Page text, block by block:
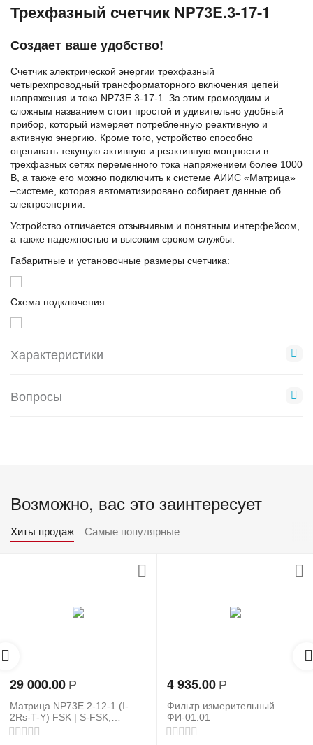
Трехфазный счетчик NP73E.3-17-1
Создает ваше удобство!
Счетчик электрической энергии трехфазный
четырехпроводный трансформаторного включения цепей
напряжения и тока NP73E.3-17-1. За этим громоздким и
сложным названием стоит простой и удивительно удобный
прибор, который измеряет потребленную реактивную и
активную энергию. Кроме того, устройство способно
оценивать текущую активную и реактивную мощности в
трехфазных сетях переменного тока напряжением более 1000
В, а также его можно подключить к системе АИИС «Матрица»
–системе, которая автоматизировано собирает данные об
электроэнергии.
Устройство отличается отзывчивым и понятным интерфейсом,
а также надежностью и высоким сроком службы.
Габаритные и установочные размеры счетчика:
Схема подключения:
Характеристики
Вопросы
Возможно, вас это заинтересует
Хиты продаж Самые популярные
29 000.00 Р
Матрица NP73E.2-12-1 (I-
2Rs-T-Y) FSK | S-FSK,
3×230/400, 5-100А
4 935.00 Р
Фильтр измерительный
ФИ-01.01